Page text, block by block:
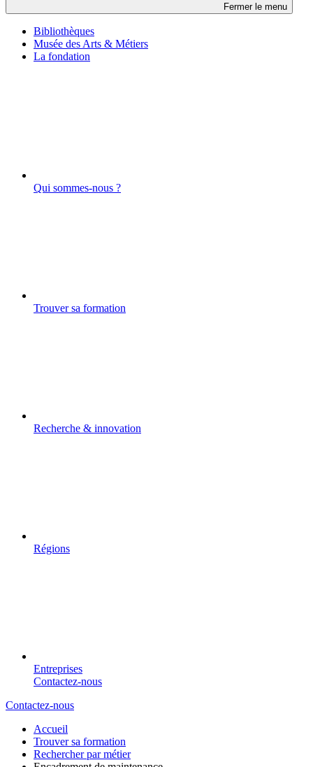
Fermer le menu
Bibliothèques
Musée des Arts & Métiers
La fondation
Qui sommes-nous ?
Trouver sa formation
Recherche & innovation
Régions
Entreprises
Contactez-nous
Contactez-nous
Accueil
Trouver sa formation
Rechercher par métier